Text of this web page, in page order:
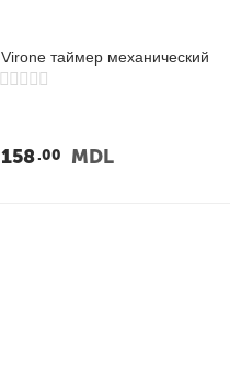
Virone таймер механический
158 00 MDL